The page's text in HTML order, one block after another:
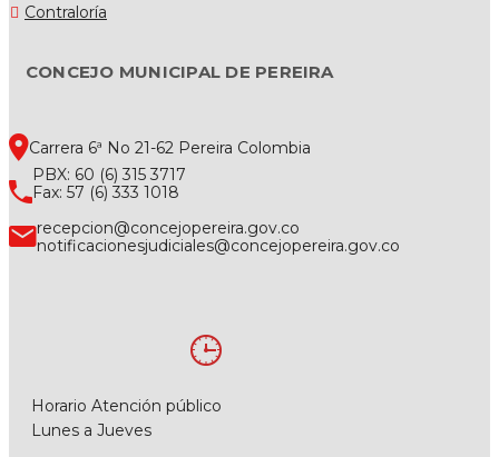
Contraloría
CONCEJO MUNICIPAL DE PEREIRA
Carrera 6ª No 21-62 Pereira Colombia
PBX: 60 (6) 315 3717
Fax: 57 (6) 333 1018
recepcion@concejopereira.gov.co
notificacionesjudiciales@concejopereira.gov.co
Horario Atención público
Lunes a Jueves